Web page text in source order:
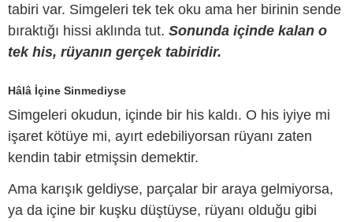
tabiri var. Simgeleri tek tek oku ama her birinin sende
bıraktığı hissi aklında tut. Sonunda içinde kalan o
tek his, rüyanın gerçek tabiridir.
Hâlâ İçine Sinmediyse
Simgeleri okudun, içinde bir his kaldı. O his iyiye mi
işaret kötüye mi, ayırt edebiliyorsan rüyanı zaten
kendin tabir etmişsin demektir.
Ama karışık geldiyse, parçalar bir araya gelmiyorsa,
ya da içine bir kuşku düştüyse, rüyanı olduğu gibi